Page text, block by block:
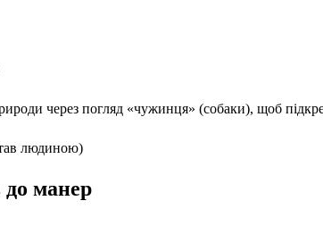
через погляд «чужинця» (собаки), щоб
людиною)
до манер